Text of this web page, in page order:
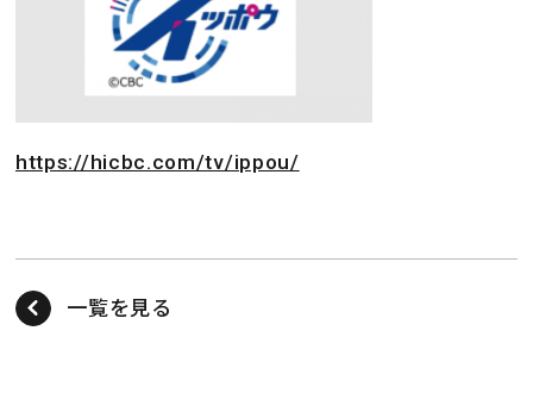
https://hicbc.com/tv/ippou/
一覧を見る